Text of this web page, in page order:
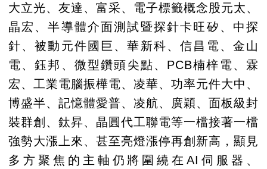
大立光、友達、富采、電子標籤概念股元太、
晶宏、半導體介面測試暨探針卡旺矽、中探
針、被動元件國巨、華新科、信昌電、金山
電、鈺邦、微型鑽頭尖點、PCB楠梓電、霖
宏、工業電腦振樺電、凌華、功率元件大中、
博盛半、記憶體愛普、凌航、廣穎、面板級封
裝群創、鈦昇、晶圓代工聯電等一檔接著一檔
強勢大漲上來、甚至亮燈漲停再創新高，顯見
多方聚焦的主軸仍將圍繞在AI伺服器、